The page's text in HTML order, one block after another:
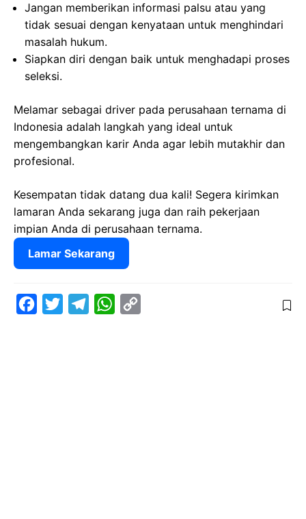
Jangan memberikan informasi palsu atau yang
tidak sesuai dengan kenyataan untuk menghindari
masalah hukum.
Siapkan diri dengan baik untuk menghadapi proses
seleksi.
Melamar sebagai driver pada perusahaan ternama di
Indonesia adalah langkah yang ideal untuk
mengembangkan karir Anda agar lebih mutakhir dan
profesional.
Kesempatan tidak datang dua kali! Segera kirimkan
lamaran Anda sekarang juga dan raih pekerjaan
impian Anda di perusahaan ternama.
Lamar Sekarang
W